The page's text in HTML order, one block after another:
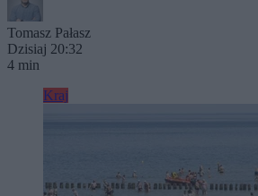
Tomasz Pałasz
Dzisiaj 20:32
4 min
Kraj